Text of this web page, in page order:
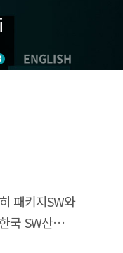
ENGLISH
패키지SW와
SW산업의
며, 이어서